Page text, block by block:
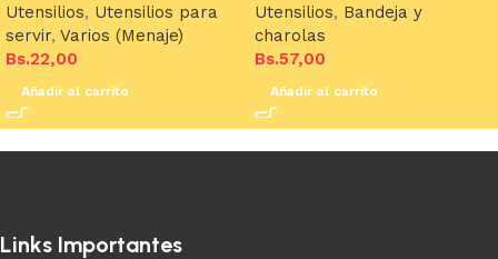
Utensilios, Utensilios para
servir, Varios (Menaje)
Bs.22,00
Añadir al carrito
Utensilios, Bandeja y
charolas
Bs.57,00
Añadir al carrito
Links Importantes